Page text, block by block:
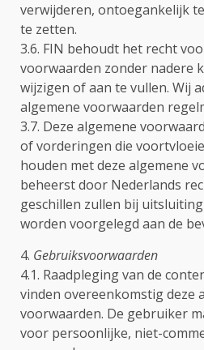
verwijderen, ontoegankelijk
te zetten.
3.6. FIN behoudt het recht
voorwaarden zonder nadere
wijzigen of aan te vullen. Wij
algemene voorwaarden
3.7. Deze algemene
of vorderingen die
houden met deze algemene
beheerst door Nederlands
geschillen zullen bij
worden voorgelegd aan de
4. Gebruiksvoorwaarden
4.1. Raadpleging van de
vinden overeenkomstig deze
voorwaarden. De gebruiker
voor persoonlijke, niet-